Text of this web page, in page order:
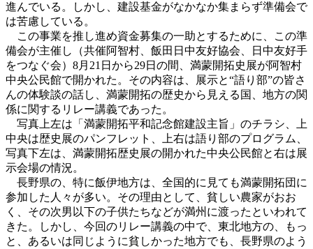
進んでいる。しかし、建設基金がなかなか集まらず準備会で
は苦慮している。
この事業を推し進め資金募集の一助とするために、この準
備会が主催し（共催阿智村、飯田日中友好協会、日中友好手
をつなぐ会）8月21日から29日の間、満蒙開拓史展が阿智村
中央公民館で開かれた。その内容は、展示と“語り部”の皆さ
んの体験談の話し、満蒙開拓の歴史から見える国、地方の関
係に関するリレー講義であった。
写真上左は「満蒙開拓平和記念館建設主旨」のチラシ、上
中央は歴史展のパンフレット、上右は語り部のプログラム、
写真下左は、満蒙開拓歴史展の開かれた中央公民館と右は展
示会場の情況。
長野県の、特に飯伊地方は、全国的に見ても満蒙開拓団に
参加した人々が多い。その理由として、貧しい農家がおお
く、その次男以下の子供たちなどが満州に渡ったといわれて
きた。しかし、今回のリレー講義の中で、東北地方の、もっ
と、あるいは同じように貧しかった地方でも、長野県のよう